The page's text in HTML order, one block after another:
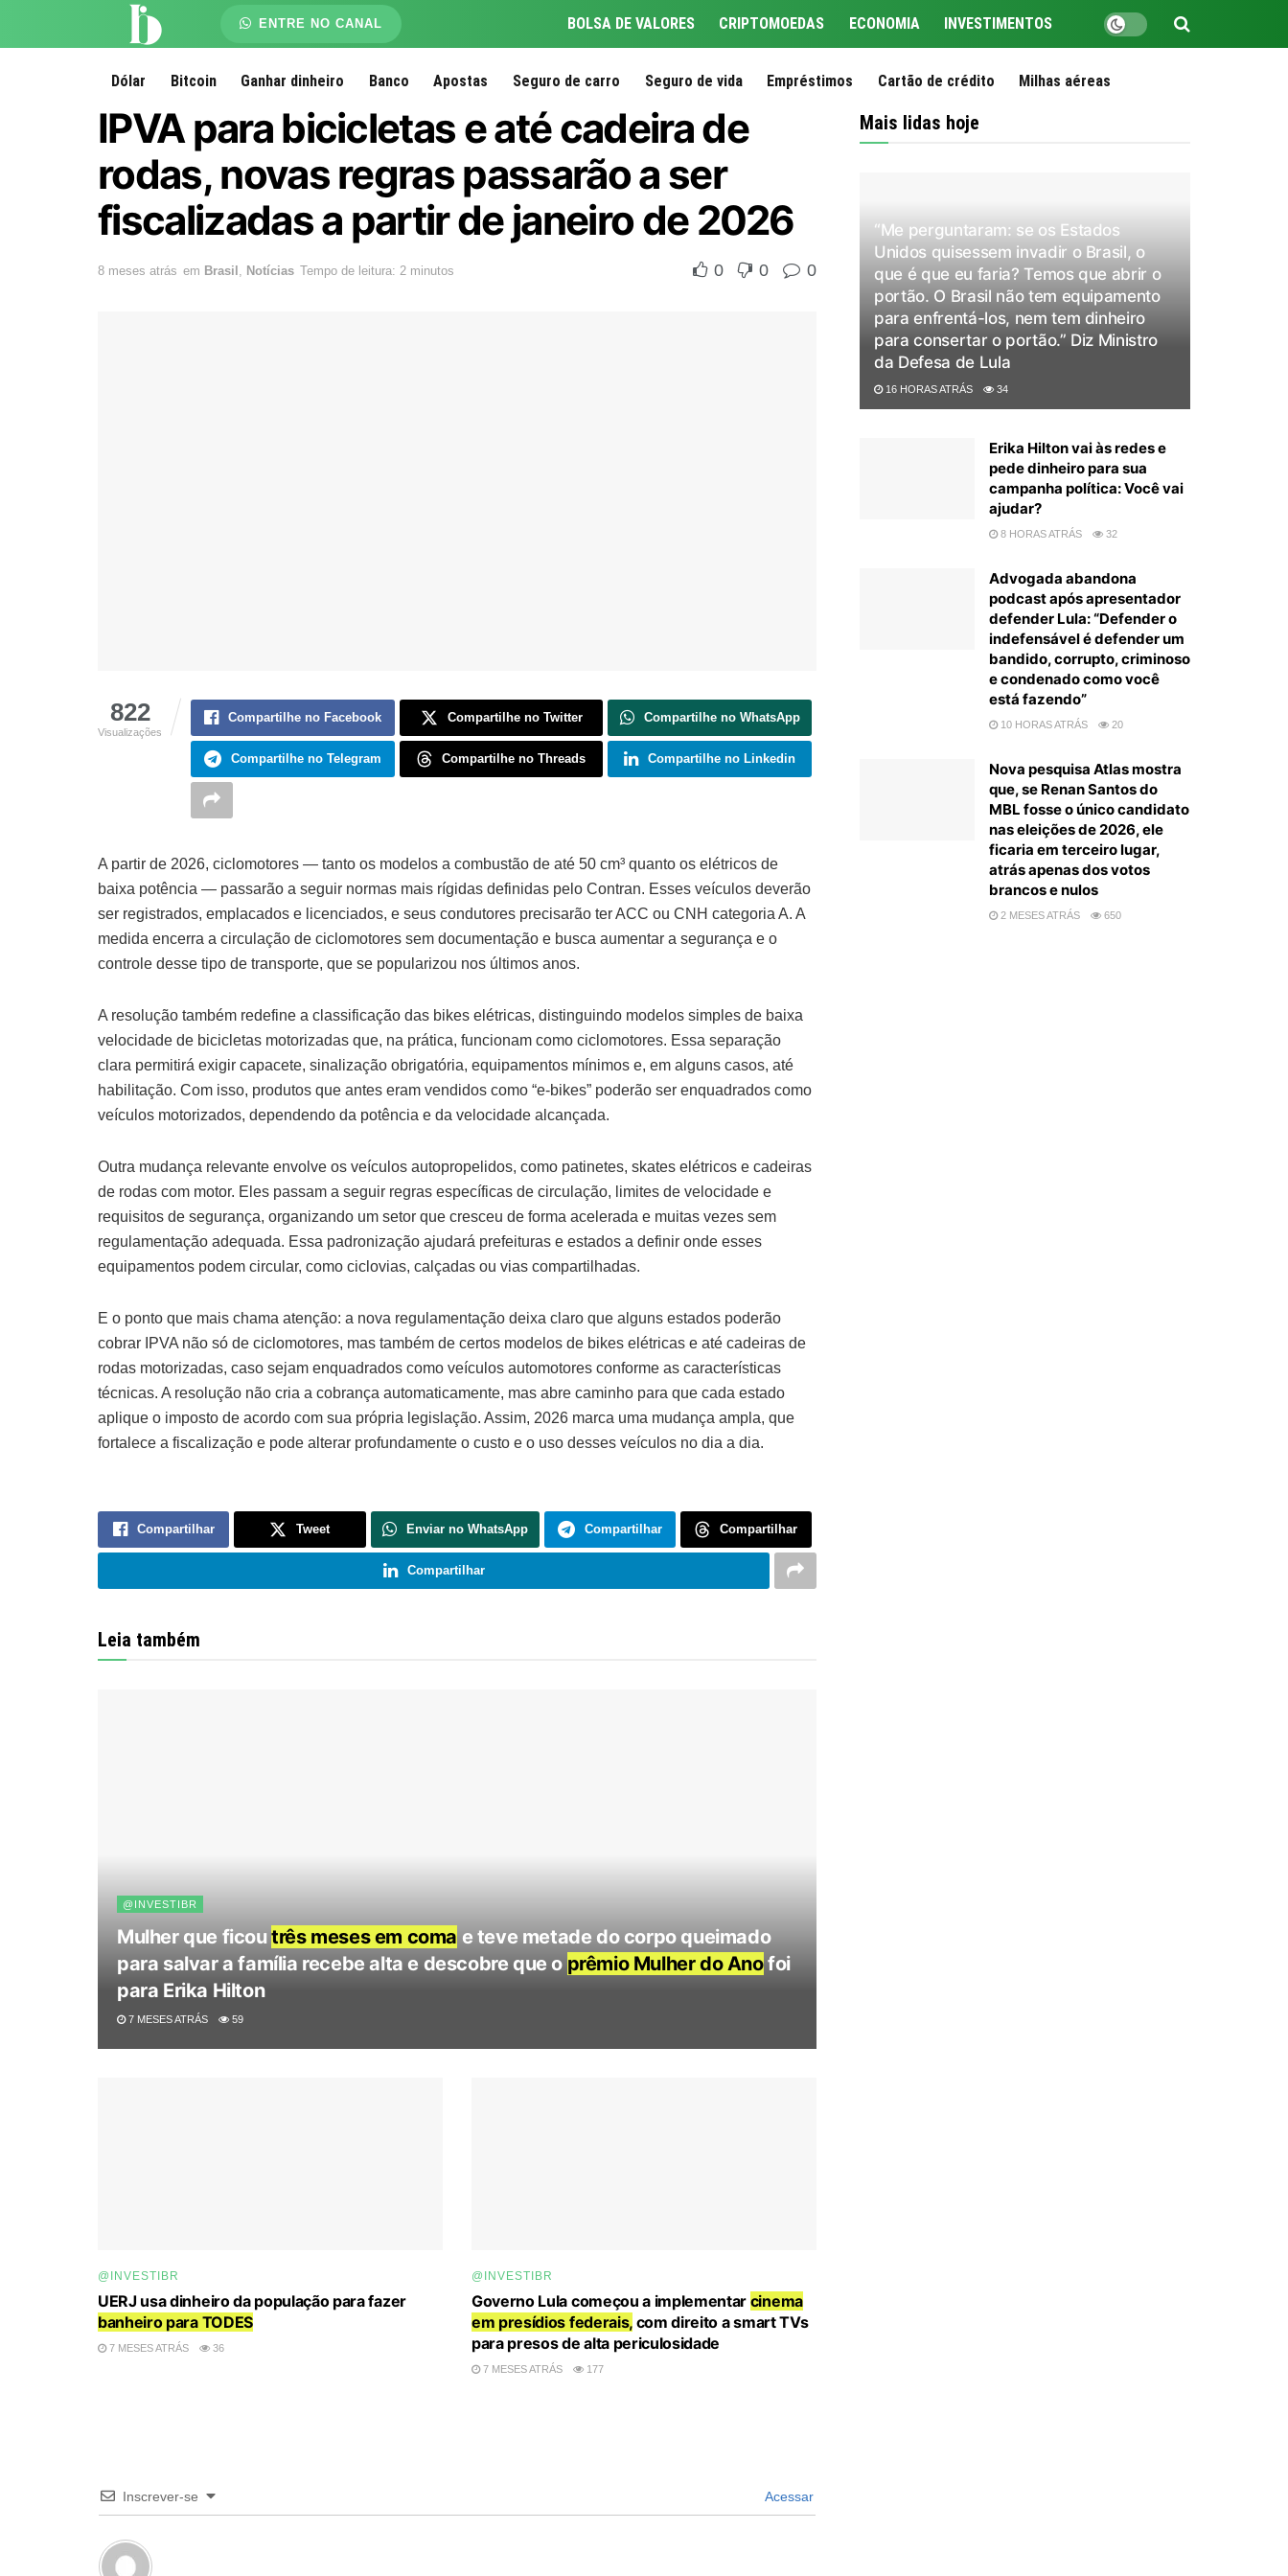
ENTRE NO CANAL BOLSA DE VALORES CRIPTOMOEDAS ECONOMIA INVESTIMENTOS
Dólar Bitcoin Ganhar dinheiro Banco Apostas Seguro de carro Seguro de vida Empréstimos Cartão de crédito Milhas aéreas
IPVA para bicicletas e até cadeira de
rodas, novas regras passarão a ser
fiscalizadas a partir de janeiro de 2026
8 meses atrás em Brasil Notícias Tempo de leitura: 2 minutos 0 0 0
822
Visualizações
Compartilhe no Facebook Compartilhe no Twitter Compartilhe no WhatsApp
Compartilhe no Telegram Compartilhe no Threads Compartilhe no Linkedin
A partir de 2026, ciclomotores — tanto os modelos a combustão de até 50 cm³ quanto os elétricos de
baixa potência — passarão a seguir normas mais rígidas definidas pelo Contran. Esses veículos deverão
ser registrados, emplacados e licenciados, e seus condutores precisarão ter ACC ou CNH categoria A. A
medida encerra a circulação de ciclomotores sem documentação e busca aumentar a segurança e o
controle desse tipo de transporte, que se popularizou nos últimos anos.
A resolução também redefine a classificação das bikes elétricas, distinguindo modelos simples de baixa
velocidade de bicicletas motorizadas que, na prática, funcionam como ciclomotores. Essa separação
clara permitirá exigir capacete, sinalização obrigatória, equipamentos mínimos e, em alguns casos, até
habilitação. Com isso, produtos que antes eram vendidos como “e-bikes” poderão ser enquadrados como
veículos motorizados, dependendo da potência e da velocidade alcançada.
Outra mudança relevante envolve os veículos autopropelidos, como patinetes, skates elétricos e cadeiras
de rodas com motor. Eles passam a seguir regras específicas de circulação, limites de velocidade e
requisitos de segurança, organizando um setor que cresceu de forma acelerada e muitas vezes sem
regulamentação adequada. Essa padronização ajudará prefeituras e estados a definir onde esses
equipamentos podem circular, como ciclovias, calçadas ou vias compartilhadas.
E o ponto que mais chama atenção: a nova regulamentação deixa claro que alguns estados poderão
cobrar IPVA não só de ciclomotores, mas também de certos modelos de bikes elétricas e até cadeiras de
rodas motorizadas, caso sejam enquadrados como veículos automotores conforme as características
técnicas. A resolução não cria a cobrança automaticamente, mas abre caminho para que cada estado
aplique o imposto de acordo com sua própria legislação. Assim, 2026 marca uma mudança ampla, que
fortalece a fiscalização e pode alterar profundamente o custo e o uso desses veículos no dia a dia.
Compartilhar Tweet Enviar no WhatsApp Compartilhar Compartilhar
Compartilhar
Leia também
@INVESTIBR
Mulher que ficoutrês meses em coma e teve metade do corpo queimado
para salvar a família recebe alta e descobre que o prêmio Mulher do Anofoi
para Erika Hilton
7 MESES ATRÁS 59
@INVESTIBR
UERJ usa dinheiro da população para fazer
banheiro para TODES
7 MESES ATRÁS 36
@INVESTIBR
Governo Lula começou a implementar cinema
em presídios federais,com direito a smart TVs
para presos de alta periculosidade
7 MESES ATRÁS 177
Inscrever-se Acessar
Mais lidas hoje
“Me perguntaram: se os Estados
Unidos quisessem invadir o Brasil, o
que é que eu faria? Temos que abrir o
portão. O Brasil não tem equipamento
para enfrentá-los, nem tem dinheiro
para consertar o portão.” Diz Ministro
da Defesa de Lula
16 HORAS ATRÁS 34
Erika Hilton vai às redes e
pede dinheiro para sua
campanha política: Você vai
ajudar?
8 HORAS ATRÁS 32
Advogada abandona
podcast após apresentador
defender Lula: “Defender o
indefensável é defender um
bandido, corrupto, criminoso
e condenado como você
está fazendo”
10 HORAS ATRÁS 20
Nova pesquisa Atlas mostra
que, se Renan Santos do
MBL fosse o único candidato
nas eleições de 2026, ele
ficaria em terceiro lugar,
atrás apenas dos votos
brancos e nulos
2 MESES ATRÁS 650